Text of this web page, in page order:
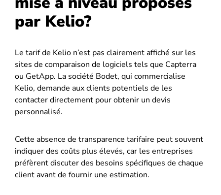
par Kelio?
Le tarif de Kelio n’est pas clairement affiché sur les
sites de comparaison de logiciels tels que Capterra
ou GetApp. La société Bodet, qui commercialise
Kelio, demande aux clients potentiels de les
contacter directement pour obtenir un devis
personnalisé​.
Cette absence de transparence tarifaire peut souvent
indiquer des coûts plus élevés, car les entreprises
préfèrent discuter des besoins spécifiques de chaque
client avant de fournir une estimation.